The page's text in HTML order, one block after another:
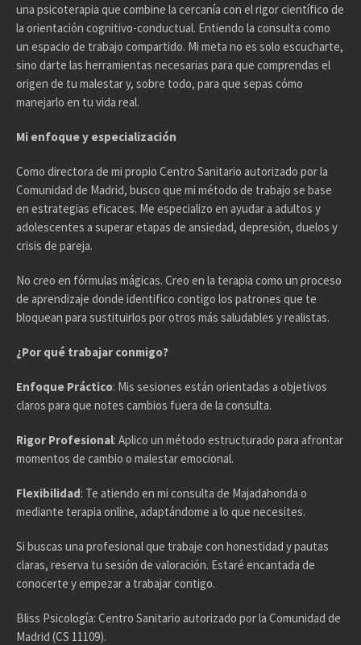
una psicoterapia que combine la cercanía con el rigor científico de
la orientación cognitivo-conductual. Entiendo la consulta como
un espacio de trabajo compartido. Mi meta no es solo escucharte,
sino darte las herramientas necesarias para que comprendas el
origen de tu malestar y, sobre todo, para que sepas cómo
manejarlo en tu vida real.
Mi enfoque y especialización
Como directora de mi propio Centro Sanitario autorizado por la
Comunidad de Madrid, busco que mi método de trabajo se base
en estrategias eficaces. Me especializo en ayudar a adultos y
adolescentes a superar etapas de ansiedad, depresión, duelos y
crisis de pareja.
No creo en fórmulas mágicas. Creo en la terapia como un proceso
de aprendizaje donde identifico contigo los patrones que te
bloquean para sustituirlos por otros más saludables y realistas.
¿Por qué trabajar conmigo?
Enfoque Práctico: Mis sesiones están orientadas a objetivos
claros para que notes cambios fuera de la consulta.
Rigor Profesional: Aplico un método estructurado para afrontar
momentos de cambio o malestar emocional.
Flexibilidad: Te atiendo en mi consulta de Majadahonda o
mediante terapia online, adaptándome a lo que necesites.
Si buscas una profesional que trabaje con honestidad y pautas
claras, reserva tu sesión de valoración. Estaré encantada de
conocerte y empezar a trabajar contigo.
Bliss Psicología: Centro Sanitario autorizado por la Comunidad de
Madrid (CS 11109).